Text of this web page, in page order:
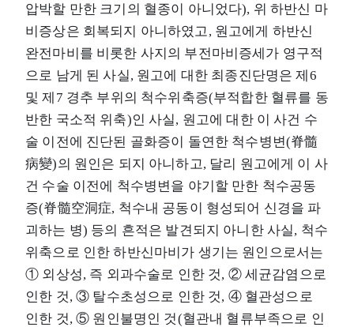
압박할 만한 크기의 혈종이 아니었다), 위 하반신 마
비증상은 회복되지 아니하였고, 원고에게 하반신
완전마비를 비롯한 사지의 부전마비증세가 영구적
으로 남게 된 사실, 원고에 대한 최종진단명은 제6
및 제7 경추 부위의 척수위축증(부적합한 혈류를 동
반한 국소적 위축)인 사실, 원고에 대한 이 사건 수
술 이전에 진단된 골화증이 돌연한 척수병변(脊髓
病變)의 원인은 되지 아니하고, 달리 원고에게 이 사
건 수술 이전에 척수병변을 야기할 만한 척수공동
증(脊髓空洞症, 척수내 공동이 형성되어 신경을 파
괴하는 병) 등의 흔적은 발견되지 아니한 사실, 척수
위축으로 인한 하반신마비가 생기는 원인으로서는
① 외상성, 즉 외과수술로 인한 것, ② 세균감염으로
인한 것, ③ 탈수초성으로 인한 것, ④ 혈관성으로
인한 것, ⑤ 원인불명인 것(혈관내 혈류부족으로 인